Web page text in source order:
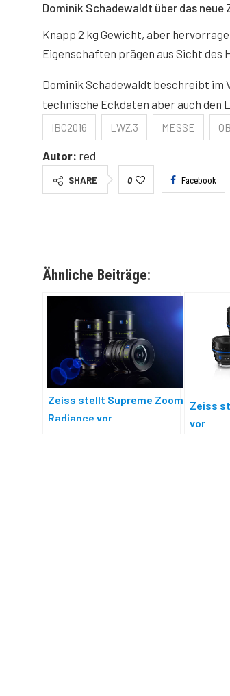
Dominik Schadewaldt über das neue
Knapp 2 kg Gewicht, aber
Eigenschaften prägen aus Sicht des
Dominik Schadewaldt beschreibt im
technische Eckdaten aber auch den
IBC2016 LWZ.3 MESSE
Autor: red
SHARE 0 Facebook
Ähnliche Beiträge:
Zeiss stellt Supreme Zoom
Radiance vor
Zeiss
vor